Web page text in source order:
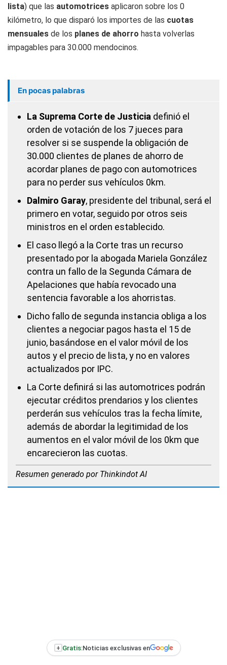
lista) que las automotrices aplicaron sobre los 0
kilómetro, lo que disparó los importes de las cuotas
mensuales de los planes de ahorro hasta volverlas
impagables para 30.000 mendocinos.
En pocas palabras
La Suprema Corte de Justicia definió el
orden de votación de los 7 jueces para
resolver si se suspende la obligación de
30.000 clientes de planes de ahorro de
acordar planes de pago con automotrices
para no perder sus vehículos 0km.
Dalmiro Garay, presidente del tribunal, será el
primero en votar, seguido por otros seis
ministros en el orden establecido.
El caso llegó a la Corte tras un recurso
presentado por la abogada Mariela González
contra un fallo de la Segunda Cámara de
Apelaciones que había revocado una
sentencia favorable a los ahorristas.
Dicho fallo de segunda instancia obliga a los
clientes a negociar pagos hasta el 15 de
junio, basándose en el valor móvil de los
autos y el precio de lista, y no en valores
actualizados por IPC.
La Corte definirá si las automotrices podrán
ejecutar créditos prendarios y los clientes
perderán sus vehículos tras la fecha límite,
además de abordar la legitimidad de los
aumentos en el valor móvil de los 0km que
encarecieron las cuotas.
Resumen generado por Thinkindot AI
+ Gratis:Noticias exclusivas en